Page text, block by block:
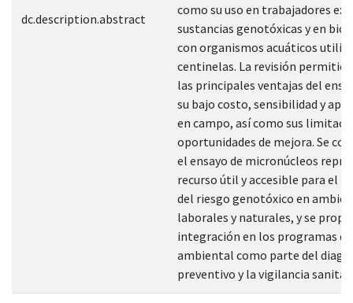
dc.description.abstract
como su uso en trabajadores
sustancias genotóxicas y en
con organismos acuáticos
centinelas. La revisión permitió
las principales ventajas del
su bajo costo, sensibilidad y
en campo, así como sus
oportunidades de mejora. Se
el ensayo de micronúcleos
recurso útil y accesible para el
del riesgo genotóxico en
laborales y naturales, y se
integración en los programas
ambiental como parte del
preventivo y la vigilancia